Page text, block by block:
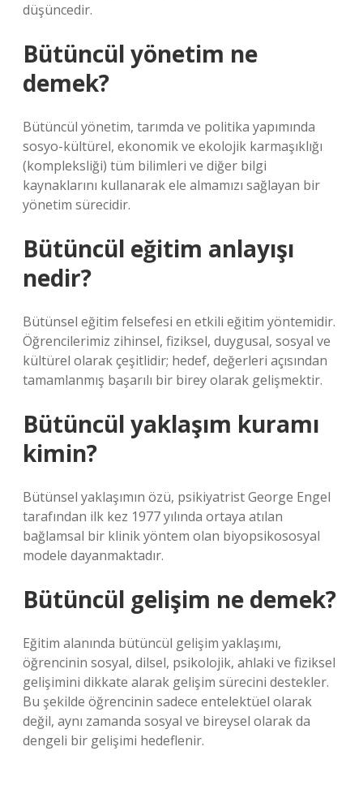
düşüncedir.
Bütüncül yönetim ne
demek?
Bütüncül yönetim, tarımda ve politika yapımında
sosyo-kültürel, ekonomik ve ekolojik karmaşıklığı
(kompleksliği) tüm bilimleri ve diğer bilgi
kaynaklarını kullanarak ele almamızı sağlayan bir
yönetim sürecidir.
Bütüncül eğitim anlayışı
nedir?
Bütünsel eğitim felsefesi en etkili eğitim yöntemidir.
Öğrencilerimiz zihinsel, fiziksel, duygusal, sosyal ve
kültürel olarak çeşitlidir; hedef, değerleri açısından
tamamlanmış başarılı bir birey olarak gelişmektir.
Bütüncül yaklaşım kuramı
kimin?
Bütünsel yaklaşımın özü, psikiyatrist George Engel
tarafından ilk kez 1977 yılında ortaya atılan
bağlamsal bir klinik yöntem olan biyopsikososyal
modele dayanmaktadır.
Bütüncül gelişim ne demek?
Eğitim alanında bütüncül gelişim yaklaşımı,
öğrencinin sosyal, dilsel, psikolojik, ahlaki ve fiziksel
gelişimini dikkate alarak gelişim sürecini destekler.
Bu şekilde öğrencinin sadece entelektüel olarak
değil, aynı zamanda sosyal ve bireysel olarak da
dengeli bir gelişimi hedeflenir.